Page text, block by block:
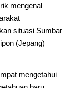
mengenal
situasi Sumbar
(Jepang)
mengetahui